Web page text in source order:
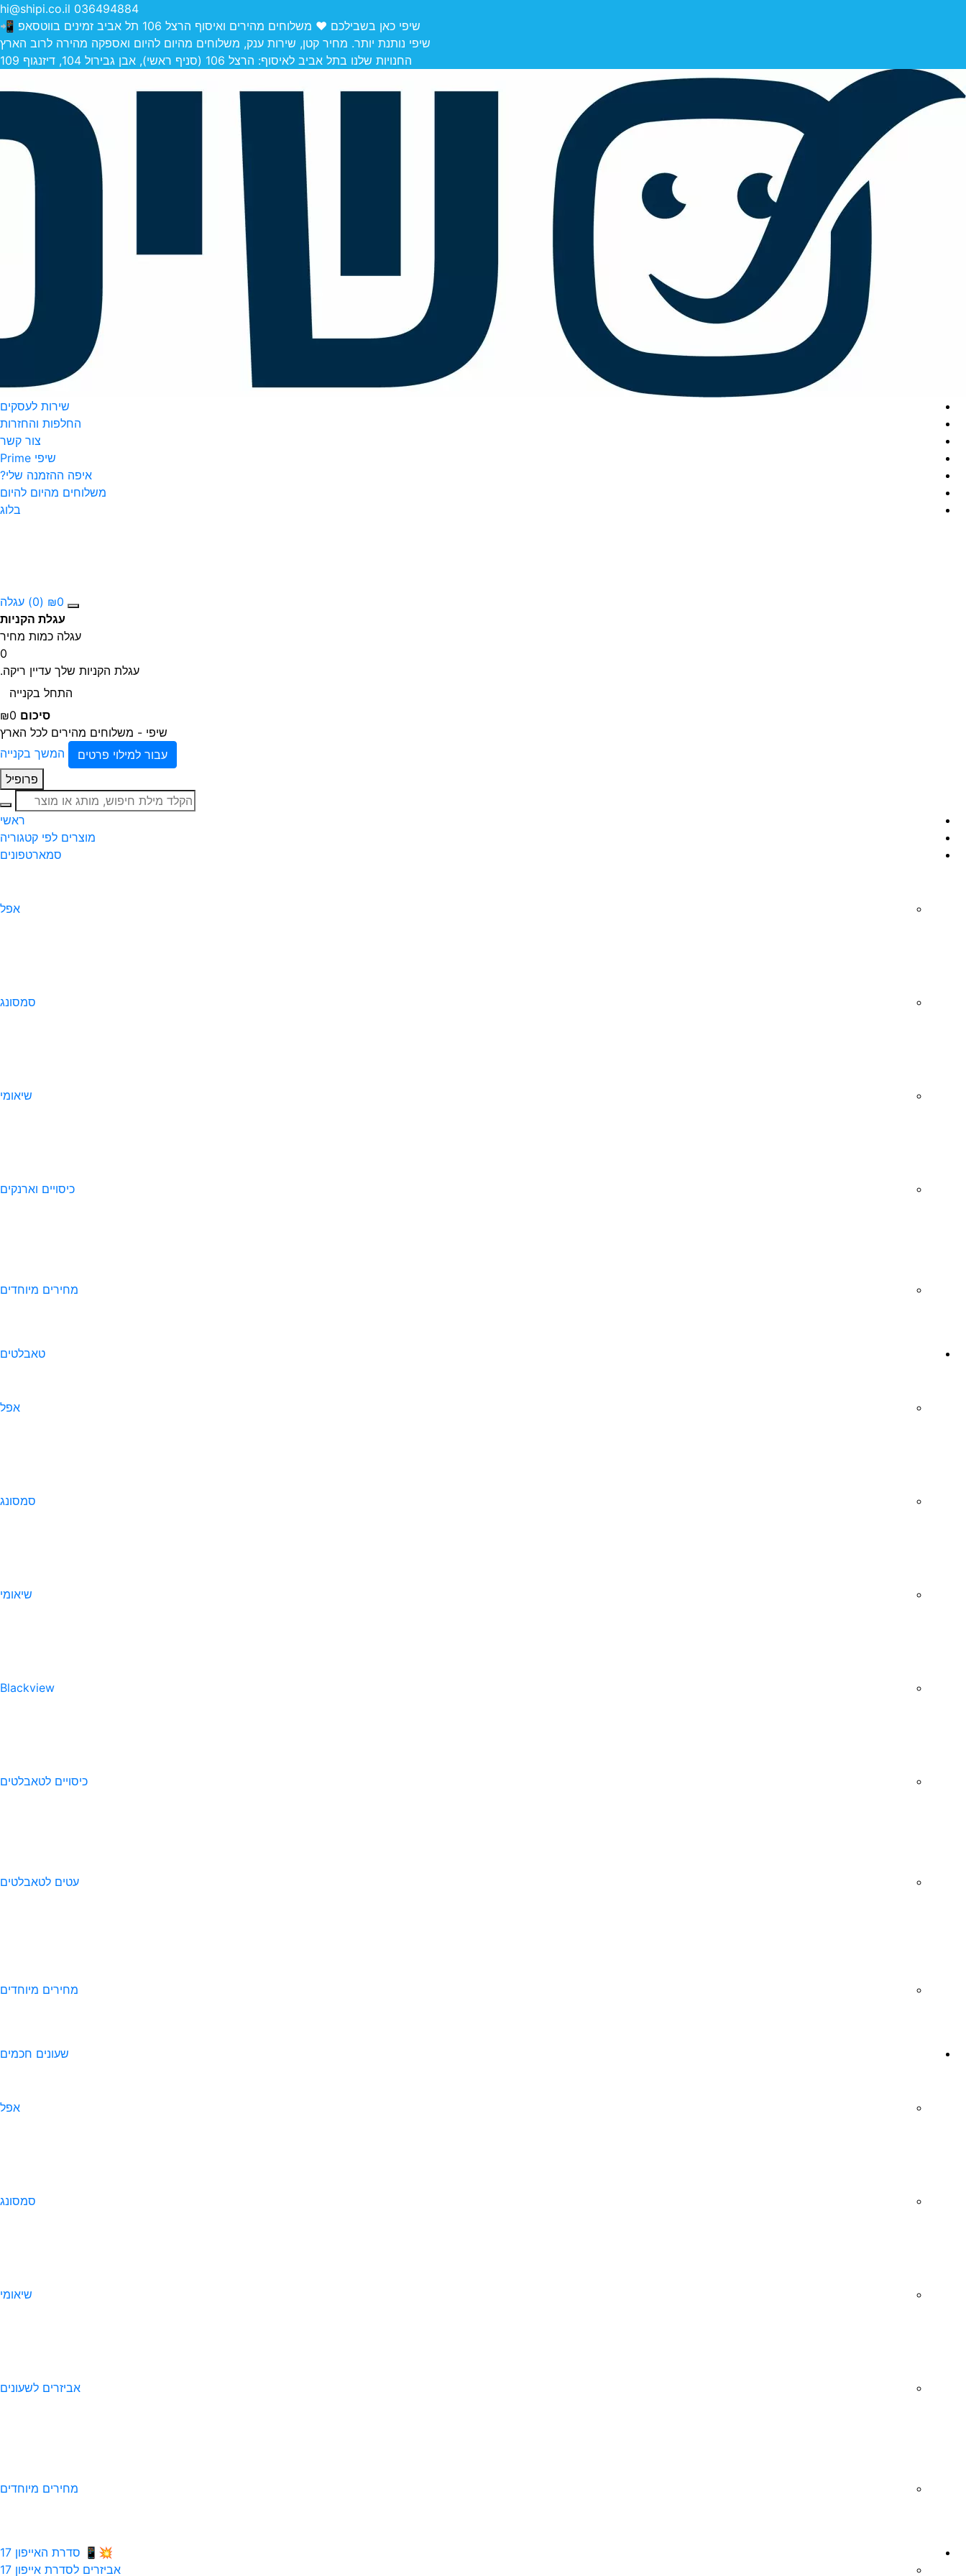
036494884
hi@shipi.co.il
שיפי כאן בשבילכם ❤️ משלוחים מהירים ואיסוף הרצל 106 תל אביב זמינים בווטסאפ 📲
שיפי נותנת יותר. מחיר קטן, שירות ענק, משלוחים מהיום להיום ואספקה מהירה לרוב הארץ
החנויות שלנו בתל אביב לאיסוף: הרצל 106 (סניף ראשי), אבן גבירול 104, דיזנגוף 109
שירות לעסקים
החלפות והחזרות
צור קשר
שיפי Prime
איפה ההזמנה שלי?
משלוחים מהיום להיום
בלוג
₪0
(0)
עגלה
עגלת הקניות
עגלה כמות מחיר
0
עגלת הקניות שלך עדיין ריקה.
התחל בקנייה
סיכום ₪0
שיפי - משלוחים מהירים לכל הארץ
עבור למילוי פרטים
המשך בקנייה
פרופיל
חיפוש
ראשי
מוצרים לפי קטגוריה
סמארטפונים
אפל
סמסונג
שיאומי
כיסויים וארנקים
מחירים מיוחדים
טאבלטים
אפל
סמסונג
שיאומי
Blackview
כיסויים לטאבלטים
עטים לטאבלטים
מחירים מיוחדים
שעונים חכמים
אפל
סמסונג
שיאומי
אביזרים לשעונים
מחירים מיוחדים
💥📱 סדרת האייפון 17
אביזרים לסדרת אייפון 17